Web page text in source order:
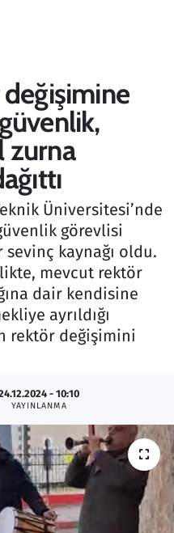
zurna
Üniversitesi’nde
görevlisi
sevinç kaynağı oldu.
mevcut rektör
dair kendisine
ayrıldığı
rektör değişimini
- 10:10
YAYINLANMA